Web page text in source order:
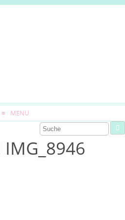
MENU